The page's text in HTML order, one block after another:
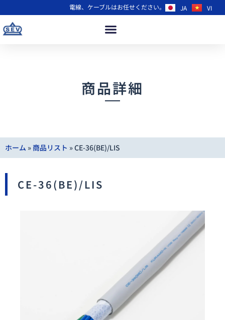
JA VI
電線、ケーブルはお任せください。
商品詳細
ホーム » 商品リスト »CE-36(BE)/LIS
CE-36(BE)/LIS